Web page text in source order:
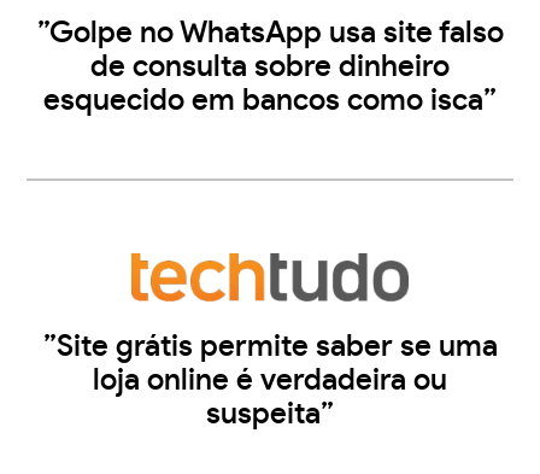
”Golpe no WhatsApp usa site falso
de consulta sobre dinheiro
esquecido em bancos como isca”
”Site grátis permite saber se uma
loja online é verdadeira ou
suspeita”